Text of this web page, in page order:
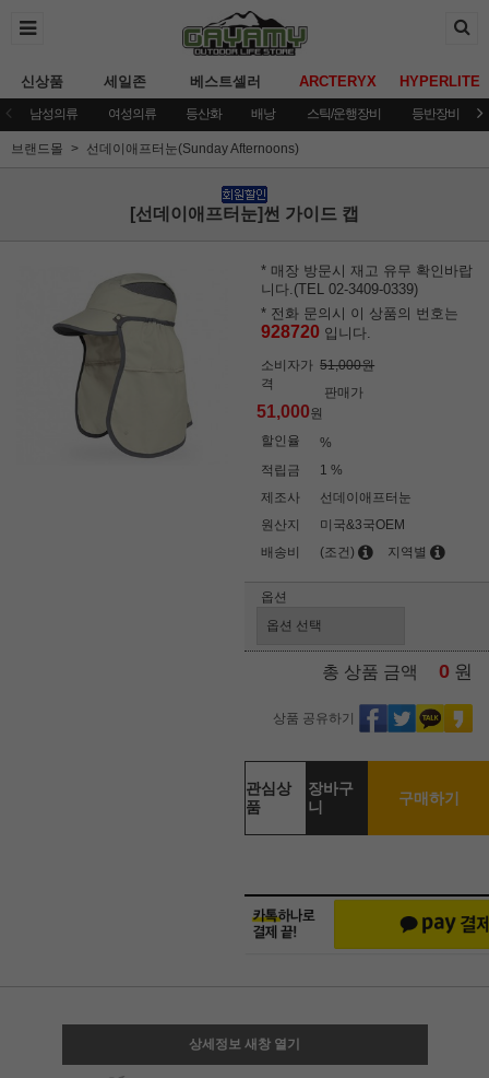
신상품 세일존 베스트셀러 ARCTERYX HYPERLITE
남성의류 여성의류 등산화 배낭 스틱/운행장비 등반장비
브랜드몰 선데이애프터눈(Sunday Afternoons)
[선데이애프터눈]썬 가이드 캡
* 매장 방문시 재고 유무 확인바랍
니다.(TEL 02-3409-0339)
* 전화 문의시 이 상품의 번호는
928720 입니다.
소비자가
격
51,000원
판매가
51,000원
할인율
%
적립금
1 %
제조사
선데이애프터눈
원산지
미국&3국OEM
배송비
(조건) 지역별
옵션
총 상품 금액 0 원
상품 공유하기
관심상
품
장바구
니
구매하기
상세정보 새창 열기